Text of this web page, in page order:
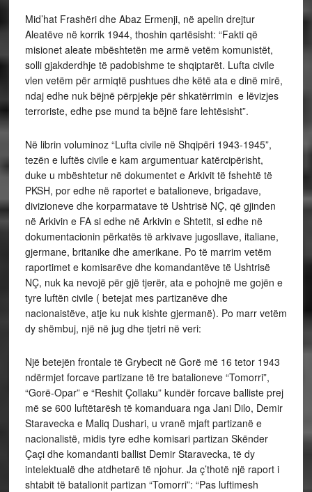
Mid’hat Frashëri dhe Abaz Ermenji, në apelin drejtur
Aleatëve në korrik 1944, thoshin qartësisht: “Fakti që
misionet aleate mbështetën me armë vetëm komunistët,
solli gjakderdhje të padobishme te shqiptarët. Lufta civile
vlen vetëm për armiqtë pushtues dhe këtë ata e dinë mirë,
ndaj edhe nuk bëjnë përpjekje për shkatërrimin e lëvizjes
terroriste, edhe pse mund ta bëjnë fare lehtësisht”.
Në librin voluminoz “Lufta civile në Shqipëri 1943-1945”,
tezën e luftës civile e kam argumentuar katërcipërisht,
duke u mbështetur në dokumentet e Arkivit të fshehtë të
PKSH, por edhe në raportet e batalioneve, brigadave,
divizioneve dhe korparmatave të Ushtrisë NÇ, që gjinden
në Arkivin e FA si edhe në Arkivin e Shtetit, si edhe në
dokumentacionin përkatës të arkivave jugosllave, italiane,
gjermane, britanike dhe amerikane. Po të marrim vetëm
raportimet e komisarëve dhe komandantëve të Ushtrisë
NÇ, nuk ka nevojë për gjë tjerër, ata e pohojnë me gojën e
tyre luftën civile ( betejat mes partizanëve dhe
nacionaistëve, atje ku nuk kishte gjermanë). Po marr vetëm
dy shëmbuj, një në jug dhe tjetri në veri:
Një betejën frontale të Grybecit në Gorë më 16 tetor 1943
ndërmjet forcave partizane të tre batalioneve “Tomorri”,
“Gorë-Opar” e “Reshit Çollaku” kundër forcave balliste prej
më se 600 luftëtarësh të komanduara nga Jani Dilo, Demir
Staravecka e Maliq Dushari, u vranë mjaft partizanë e
nacionalistë, midis tyre edhe komisari partizan Skënder
Çaçi dhe komandanti ballist Demir Staravecka, të dy
intelektualë dhe atdhetarë të njohur. Ja ç’thotë një raport i
shtabit të batalionit partizan “Tomorri”: “Pas luftimesh